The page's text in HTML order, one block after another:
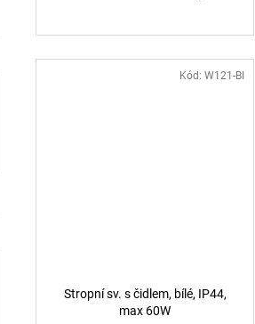
Stropní sv. s čidlem, bílé, IP44,
max 60W
Kód:W121-BI